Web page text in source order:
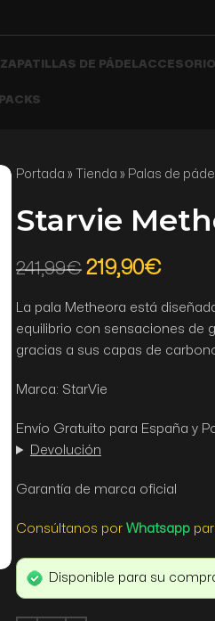
ZAPATILLAS DE PÁDEL
PACKS
Portada » Tienda » Palas de pádel
Starvie
241,99€ 219,90€
La pala Metheora está
equilibrio con sensaciones de
gracias a sus capas de
Marca: StarVie
Envío Gratuito para España y
Devolución
Garantía de marca oficial
Consúltanos por Whatsapp
Disponible para su